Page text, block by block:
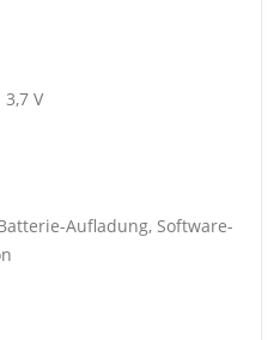
V
Aufladung, Software-